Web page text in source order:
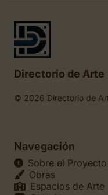
Directorio de Arte
© 2026 Directorio de
Navegación
Sobre el Proyecto
Obras
Espacios de Arte